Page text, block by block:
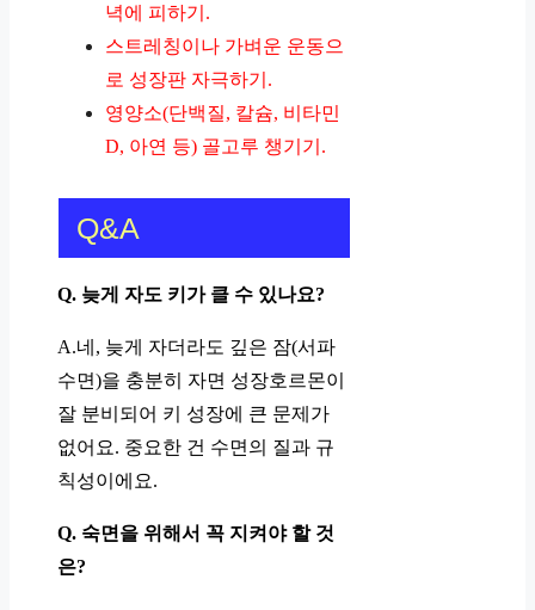
녁에 피하기.
스트레칭이나 가벼운 운동으
로 성장판 자극하기.
영양소(단백질, 칼슘, 비타민
D, 아연 등) 골고루 챙기기.
Q&A
Q. 늦게 자도 키가 클 수 있나요?
A.네, 늦게 자더라도 깊은 잠(서파
수면)을 충분히 자면 성장호르몬이
잘 분비되어 키 성장에 큰 문제가
없어요. 중요한 건 수면의 질과 규
칙성이에요.
Q. 숙면을 위해서 꼭 지켜야 할 것
은?